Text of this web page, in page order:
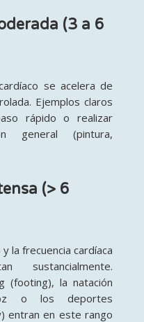
(3 a 6
se acelera de
. Ejemplos claros
rápido o realizar
general (pintura,
(> 6
la frecuencia cardíaca
sustancialmente.
(footing), la natación
o los deportes
entran en este rango